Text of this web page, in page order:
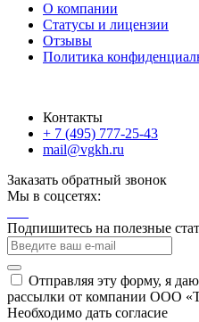
О компании
Статусы и лицензии
Отзывы
Политика
Контакты
+ 7 (495) 777-25-43
mail@vgkh.ru
Заказать обратный звонок
Мы в соцсетях:
Подпишитесь на полезные
Отправляя эту форму, я даю
рассылки от компании ООО
Необходимо дать согласие